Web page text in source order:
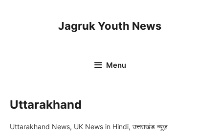
Jagruk Youth News
Menu
Uttarakhand
Uttarakhand News, UK News in Hindi, उत्तराखंड न्यूज़